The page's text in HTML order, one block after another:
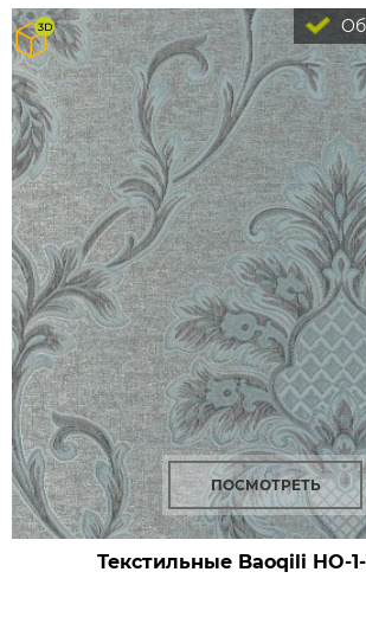
ПОСМОТРЕТЬ
Текстильные Baoqili HO-1-